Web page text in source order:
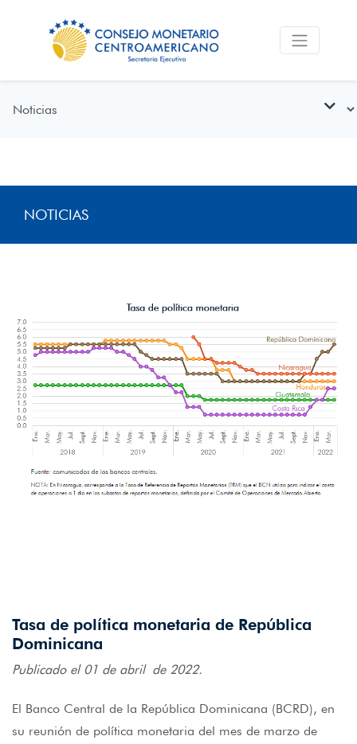
NOTICIAS
Tasa de política monetaria de República
Dominicana
Publicado el 01 de abril de 2022.
El Banco Central de la República Dominicana (BCRD), en
su reunión de política monetaria del mes de marzo de